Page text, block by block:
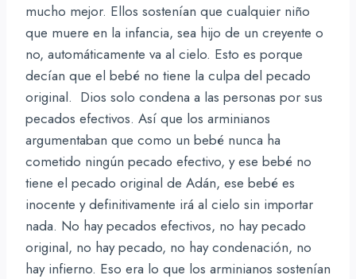
mucho mejor. Ellos sostenían que cualquier niño
que muere en la infancia, sea hijo de un creyente o
no, automáticamente va al cielo. Esto es porque
decían que el bebé no tiene la culpa del pecado
original. Dios solo condena a las personas por sus
pecados efectivos. Así que los arminianos
argumentaban que como un bebé nunca ha
cometido ningún pecado efectivo, y ese bebé no
tiene el pecado original de Adán, ese bebé es
inocente y definitivamente irá al cielo sin importar
nada. No hay pecados efectivos, no hay pecado
original, no hay pecado, no hay condenación, no
hay infierno. Eso era lo que los arminianos sostenían